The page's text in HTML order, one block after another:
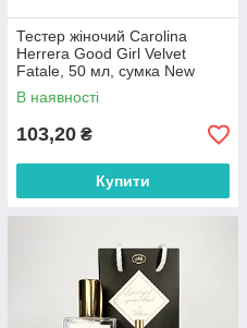
Тестер жіночий Carolina
Herrera Good Girl Velvet
Fatale, 50 мл, сумка New
В наявності
103,20 ₴
Купити